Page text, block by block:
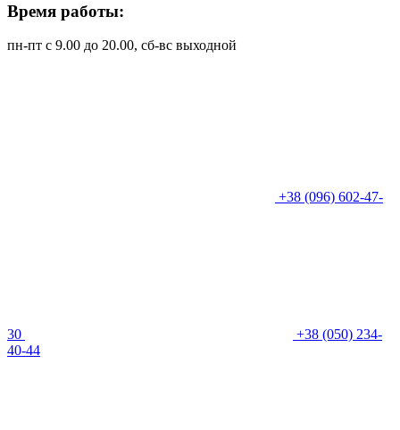
Время работы:
пн-пт с 9.00 до 20.00, сб-вс выходной
+38 (096) 602-47-
30
+38 (050) 234-
40-44